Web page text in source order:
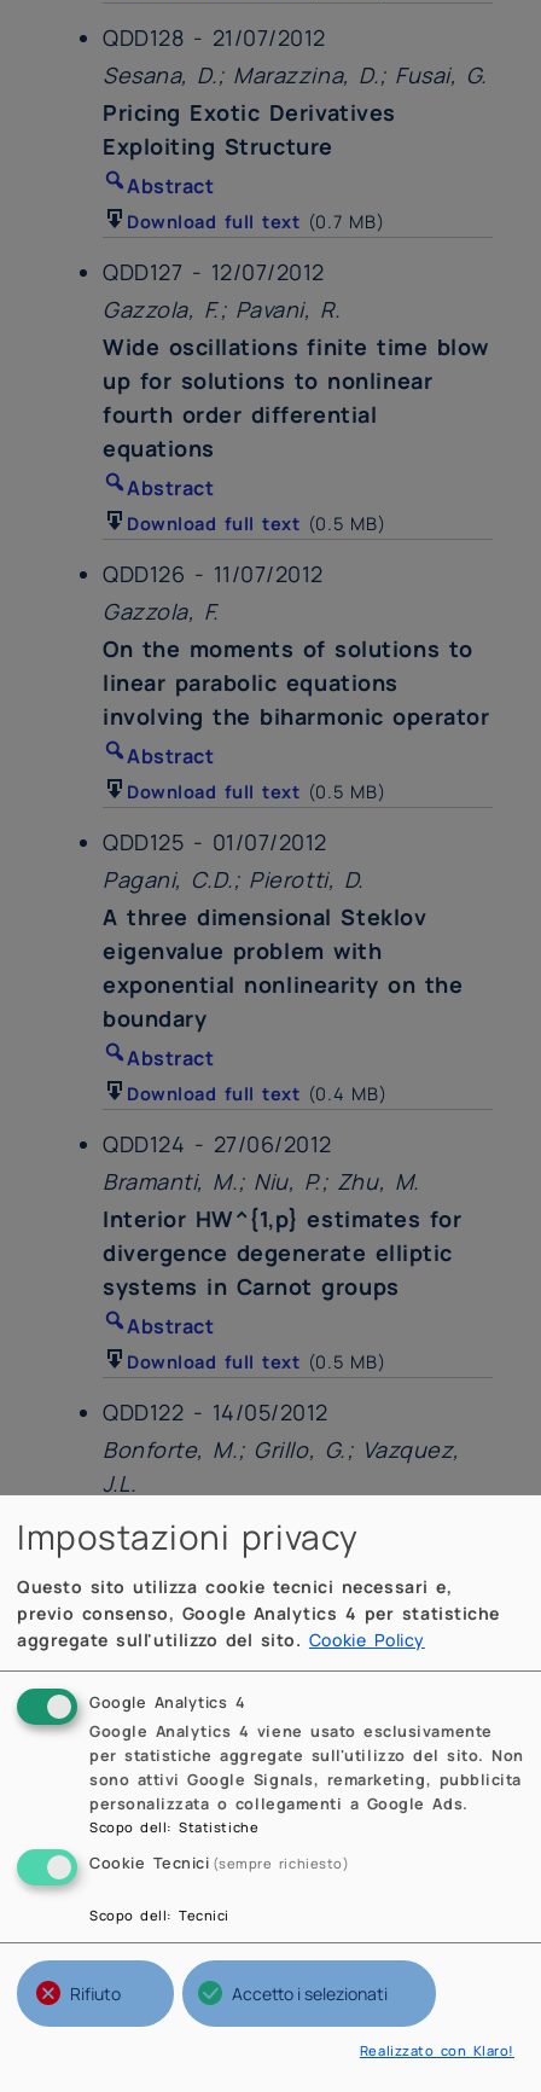
QDD128 - 21/07/2012
Sesana, D.; Marazzina, D.; Fusai, G.
Pricing Exotic Derivatives
Exploiting Structure
Abstract
Download full text (0.7 MB)
QDD127 - 12/07/2012
Gazzola, F.; Pavani, R.
Wide oscillations finite time blow
up for solutions to nonlinear
fourth order differential
equations
Abstract
Download full text (0.5 MB)
QDD126 - 11/07/2012
Gazzola, F.
On the moments of solutions to
linear parabolic equations
involving the biharmonic operator
Abstract
Download full text (0.5 MB)
QDD125 - 01/07/2012
Pagani, C.D.; Pierotti, D.
A three dimensional Steklov
eigenvalue problem with
exponential nonlinearity on the
boundary
Abstract
Download full text (0.4 MB)
QDD124 - 27/06/2012
Bramanti, M.; Niu, P.; Zhu, M.
Interior HW^{1,p} estimates for
divergence degenerate elliptic
systems in Carnot groups
Abstract
Download full text (0.5 MB)
QDD122 - 14/05/2012
Bonforte, M.; Grillo, G.; Vazquez,
J.L.
Quantitative Local Bounds for
Subcritical Semilinear Elliptic
Equations
Abstract
QDD123 - 14/05/2012
Grillo, G.; Muratori, M.; Porzio, M.M.
Porous media equations with two
weights: existence, uniqueness,
smoothing and decay properties
inequalities
Abstract
Download full text (0.6 MB)
Impostazioni privacy
Questo sito utilizza cookie tecnici necessari e,
previo consenso, Google Analytics 4 per statistiche
aggregate sull'utilizzo del sito. Cookie Policy
Google Analytics 4
Google Analytics 4 viene usato esclusivamente
per statistiche aggregate sull'utilizzo del sito. Non
sono attivi Google Signals, remarketing, pubblicita
personalizzata o collegamenti a Google Ads.
Scopo dell:Statistiche
Cookie Tecnici (sempre richiesto)
Scopo dell:Tecnici
Rifiuto Accetto i selezionati
Realizzato con Klaro!